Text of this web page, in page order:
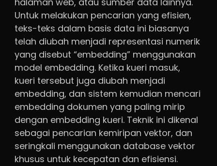
Untuk melakukan pencarian yang efisien,
teks-teks dalam basis data ini biasanya
telah diubah menjadi representasi numerik
yang disebut “embedding” menggunakan
model embedding. Ketika kueri masuk,
kueri tersebut juga diubah menjadi
embedding, dan sistem kemudian mencari
embedding dokumen yang paling mirip
dengan embedding kueri. Teknik ini dikenal
sebagai pencarian kemiripan vektor, dan
seringkali menggunakan database vektor
khusus untuk kecepatan dan efisiensi.